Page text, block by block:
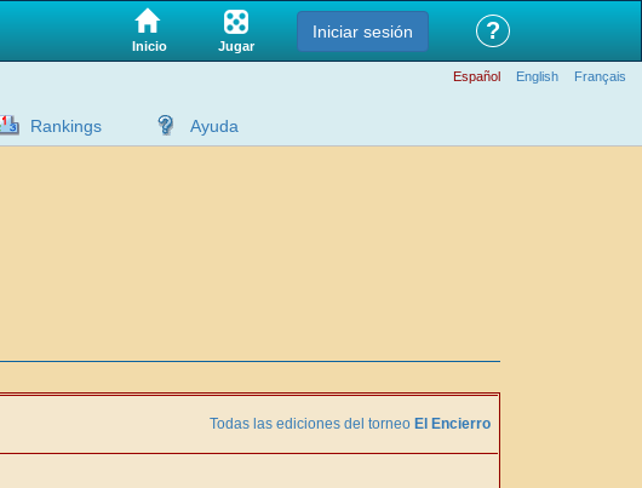
Inicio Jugar
Iniciar sesión ?
Español English Français
Rankings Ayuda
Todas las ediciones del torneo El Encierro